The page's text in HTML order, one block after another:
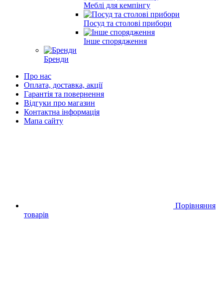
Меблі для кемпінгу
Посуд та столові прибори
Інше спорядження
Бренди
Про нас
Оплата, доставка, акції
Гарантія та повернення
Відгуки про магазин
Контактна інформація
Мапа сайту
Порівняння
товарів